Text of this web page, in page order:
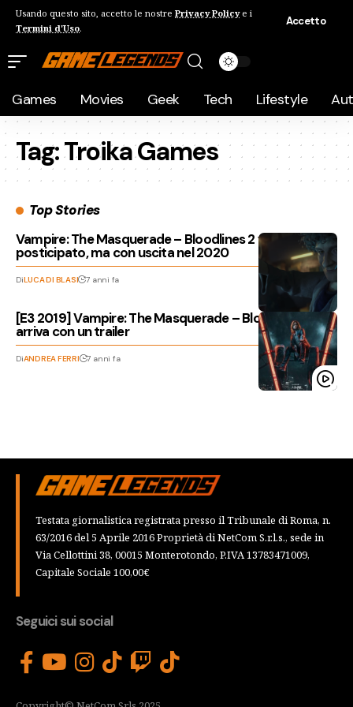
Usando questo sito, accetto le nostre Privacy Policye i
Termini d'Uso.
Accetto
Games Movies Geek Tech Lifestyle
Tag:Troika Games
Top Stories
Vampire: The Masquerade – Bloodlines 2 verrà
posticipato, ma con uscita nel 2020
DiLUCA DI BLASI 7 anni fa
[E3 2019] Vampire: The Masquerade – Bloodlines 2
arriva con un trailer
DiANDREA FERRI 7 anni fa
Testata giornalistica registrata presso il Tribunale di Roma, n.
63/2016 del 5 Aprile 2016 Proprietà di NetCom S.r.l.s., sede in
Via Cellottini 38, 00015 Monterotondo, P.IVA 13783471009,
Capitale Sociale 100,00€
Seguici sui social